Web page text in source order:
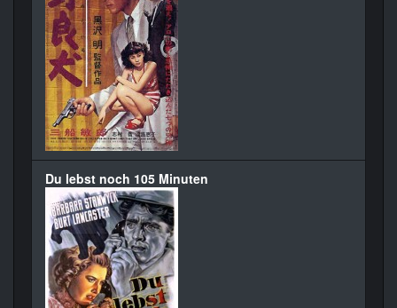
Du lebst noch 105 Minuten